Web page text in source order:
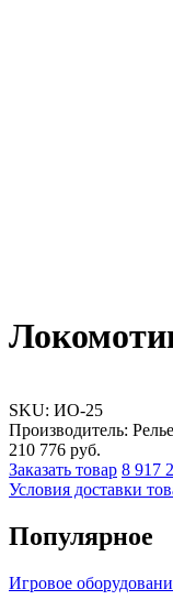
SKU: ИО-25
Производитель:
210 776 руб.
Заказать товар 8 917
Условия доставки
Популярное
Игровое